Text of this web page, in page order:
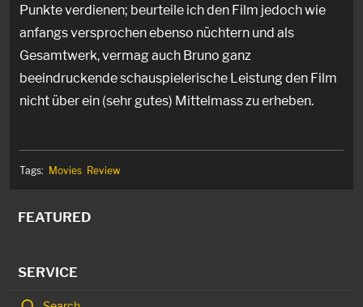
Punkte verdienen; beurteile ich den Film jedoch wie
anfangs versprochen ebenso nüchtern und als
Gesamtwerk, vermag auch Bruno ganz
beeindruckende schauspielerische Leistung den Film
nicht über ein (sehr gutes) Mittelmass zu erheben.
Tags: Movies Review
FEATURED
SERVICE